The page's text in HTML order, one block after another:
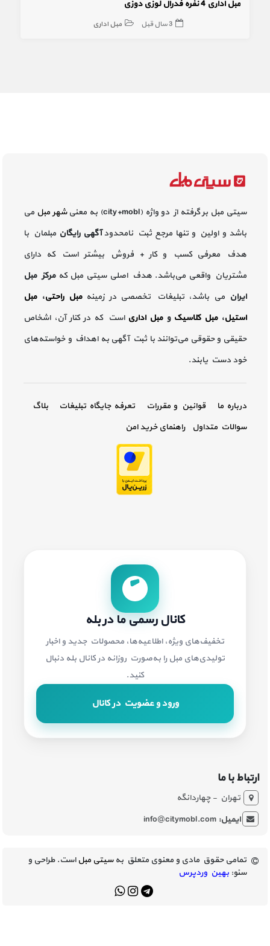
مبل اداری 4 نفره فدرال لوزی دوزی
3 سال قبل مبل اداری
سیتی مبل بر گرفته از دو واژه (city+mobl) به معنی شهر مبل می
باشد و اولین و تنها مرجع ثبت نامحدودآگهی رایگان مبلمان با
هدف معرفی کسب و کار + فروش بیشتر است که دارای
مشتریان واقعی می‌باشد. هدف اصلی سیتی مبل کهمرکز مبل
ایران می باشد، تبلیغات تخصصی در زمینه مبل راحتی،مبل
استیل،مبل کلاسیک ومبل اداری است که در کنار آن، اشخاص
حقیقی و حقوقی می‌توانند با ثبت آگهی به اهداف و خواسته‌های
خود دست یابند.
درباره ما قوانین و مقررات تعرفه جایگاه تبلیغات
بلاگ
سوالات متداول
راهنمای خرید امن
کانال رسمی ما در بله
تخفیف‌های ویژه، اطلاعیه‌ها، محصولات جدید و اخبار
تولیدی‌های مبل را به‌صورت روزانه در کانال بله دنبال
کنید.
ورود و عضویت در کانال
ارتباط با ما
تهران - چهاردانگه
ایمیل:info@citymobl.com
تمامی حقوق مادی و معنوی متعلق بهسیتی مبلاست. طراحی و
سئو: بهین وردپرس